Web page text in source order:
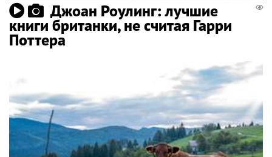
Джоан Роулинг: лучшие
книги британки, не считая Гарри
Поттера